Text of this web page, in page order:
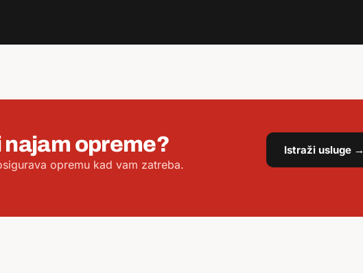
opreme?
opremu kad vam zatreba.
Istraži usluge →